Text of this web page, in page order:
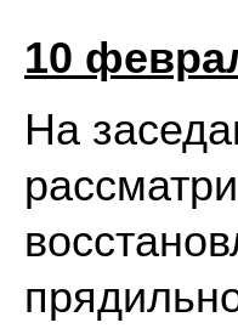
10
На